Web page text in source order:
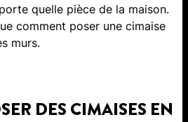
quelle pièce de la maison.
comment poser une cimaise
murs.
DES CIMAISES EN